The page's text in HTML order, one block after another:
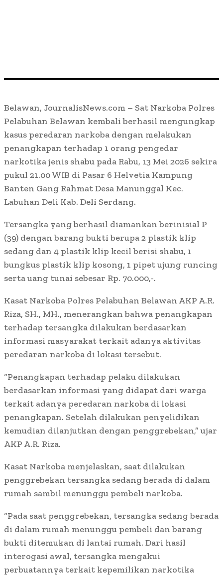
Belawan, JournalisNews.com – Sat Narkoba Polres
Pelabuhan Belawan kembali berhasil mengungkap
kasus peredaran narkoba dengan melakukan
penangkapan terhadap 1 orang pengedar
narkotika jenis shabu pada Rabu, 13 Mei 2026 sekira
pukul 21.00 WIB di Pasar 6 Helvetia Kampung
Banten Gang Rahmat Desa Manunggal Kec.
Labuhan Deli Kab. Deli Serdang.
Tersangka yang berhasil diamankan berinisial P
(39) dengan barang bukti berupa 2 plastik klip
sedang dan 4 plastik klip kecil berisi shabu, 1
bungkus plastik klip kosong, 1 pipet ujung runcing
serta uang tunai sebesar Rp. 70.000,-.
Kasat Narkoba Polres Pelabuhan Belawan AKP A.R.
Riza, SH., MH., menerangkan bahwa penangkapan
terhadap tersangka dilakukan berdasarkan
informasi masyarakat terkait adanya aktivitas
peredaran narkoba di lokasi tersebut.
“Penangkapan terhadap pelaku dilakukan
berdasarkan informasi yang didapat dari warga
terkait adanya peredaran narkoba di lokasi
penangkapan. Setelah dilakukan penyelidikan
kemudian dilanjutkan dengan penggrebekan,” ujar
AKP A.R. Riza.
Kasat Narkoba menjelaskan, saat dilakukan
penggrebekan tersangka sedang berada di dalam
rumah sambil menunggu pembeli narkoba.
“Pada saat penggrebekan, tersangka sedang berada
di dalam rumah menunggu pembeli dan barang
bukti ditemukan di lantai rumah. Dari hasil
interogasi awal, tersangka mengakui
perbuatannya terkait kepemilikan narkotika